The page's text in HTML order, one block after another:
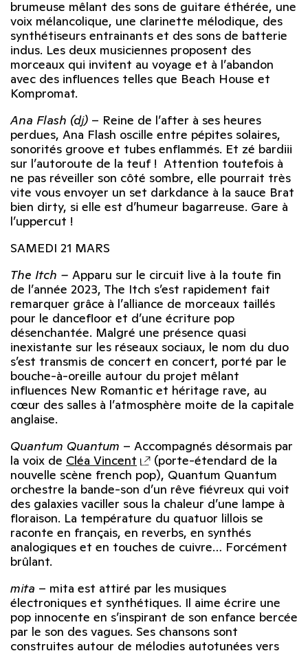
brumeuse mêlant des sons de guitare éthérée, une
voix mélancolique, une clarinette mélodique, des
synthétiseurs entrainants et des sons de batterie
indus. Les deux musiciennes proposent des
morceaux qui invitent au voyage et à l’abandon
avec des influences telles que Beach House et
Kompromat.
Ana Flash (dj) – Reine de l’after à ses heures
perdues, Ana Flash oscille entre pépites solaires,
sonorités groove et tubes enflammés. Et zé bardiii
sur l’autoroute de la teuf ! Attention toutefois à
ne pas réveiller son côté sombre, elle pourrait très
vite vous envoyer un set darkdance à la sauce Brat
bien dirty, si elle est d’humeur bagarreuse. Gare à
l’uppercut !
SAMEDI 21 MARS
The Itch – Apparu sur le circuit live à la toute fin
de l’année 2023, The Itch s’est rapidement fait
remarquer grâce à l’alliance de morceaux taillés
pour le dancefloor et d’une écriture pop
désenchantée. Malgré une présence quasi
inexistante sur les réseaux sociaux, le nom du duo
s’est transmis de concert en concert, porté par le
bouche-à-oreille autour du projet mêlant
influences New Romantic et héritage rave, au
cœur des salles à l’atmosphère moite de la capitale
anglaise.
Quantum Quantum – Accompagnés désormais par
la voix de Cléa Vincent
(porte-étendard de la
nouvelle scène french pop), Quantum Quantum
orchestre la bande-son d’un rêve fiévreux qui voit
des galaxies vaciller sous la chaleur d’une lampe à
floraison. La température du quatuor lillois se
raconte en français, en reverbs, en synthés
analogiques et en touches de cuivre… Forcément
brûlant.
mita – mita est attiré par les musiques
électroniques et synthétiques. Il aime écrire une
pop innocente en s’inspirant de son enfance bercée
par le son des vagues. Ses chansons sont
construites autour de mélodies autotunées vers